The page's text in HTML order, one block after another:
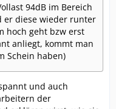
94dB im Bereich
er diese wieder runter
hoch geht bzw erst
anliegt, kommt man
Schein haben)
und auch
der